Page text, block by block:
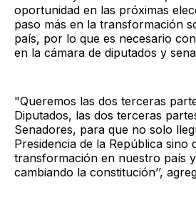
oportunidad en las próximas
paso más en la transformación
país, por lo que es necesario
en la cámara de diputados y
"Queremos las dos terceras
Diputados, las dos terceras
Senadores, para que no solo
Presidencia de la República sino
transformación en nuestro país
cambiando la constitución’’,